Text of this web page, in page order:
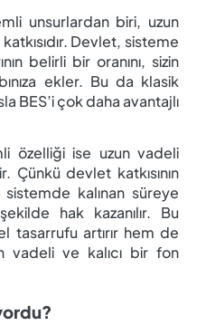
unsurlardan biri, uzun
Devlet, sisteme
belirli bir oranını, sizin
ekler. Bu da klasik
BES’i çok daha avantajlı
özelliği ise uzun vadeli
devlet katkısının
kalınan süreye
hak kazanılır. Bu
tasarrufu artırır hem de
vadeli ve kalıcı bir fon